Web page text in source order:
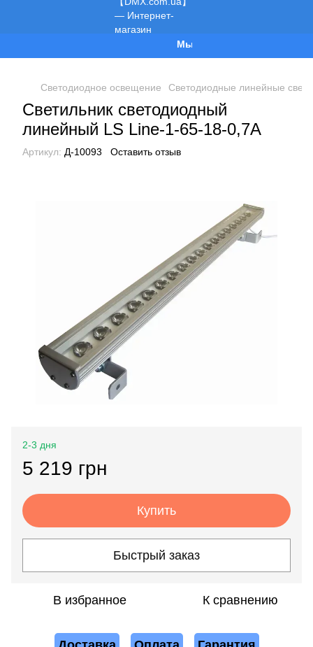
Мы работаем!
Светодиодное освещение Светодиодные линейные
Светильник светодиодный
линейный LS Line-1-65-18-0,7A
Артикул: Д-10093 Оставить отзыв
2-3 дня
5 219 грн
Купить
Быстрый заказ
В избранное К сравнению